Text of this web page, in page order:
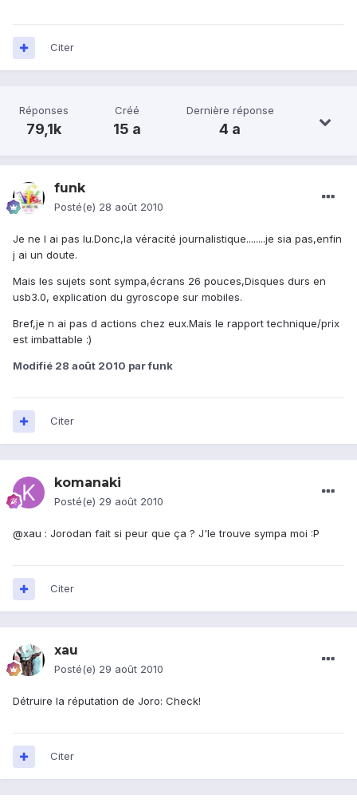
Citer
Réponses
79,1k
Créé
15 a
Dernière réponse
4 a
funk
Posté(e) 28 août 2010
Je ne l ai pas lu.Donc,la véracité journalistique........je sia pas,enfin
j ai un doute.
Mais les sujets sont sympa,écrans 26 pouces,Disques durs en
usb3.0, explication du gyroscope sur mobiles.
Bref,je n ai pas d actions chez eux.Mais le rapport technique/prix
est imbattable :)
Modifié 28 août 2010 par funk
Citer
komanaki
Posté(e) 29 août 2010
@xau : Jorodan fait si peur que ça ? J'le trouve sympa moi :P
Citer
xau
Posté(e) 29 août 2010
Détruire la réputation de Joro: Check!
Citer